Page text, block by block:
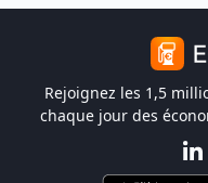
Rejoignez les 1,5
chaque jour des